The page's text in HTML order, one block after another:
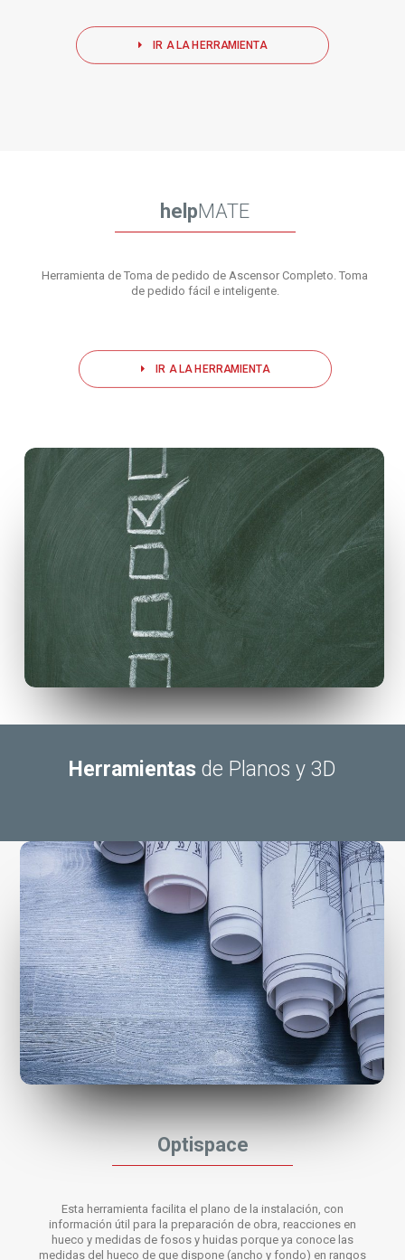
IR A LA HERRAMIENTA
helpMATE
Herramienta de Toma de pedido de Ascensor Completo. Toma
de pedido fácil e inteligente.
IR A LA HERRAMIENTA
Herramientas de Planos y 3D
Optispace
Esta herramienta facilita el plano de la instalación, con
información útil para la preparación de obra, reacciones en
hueco y medidas de fosos y huidas porque ya conoce las